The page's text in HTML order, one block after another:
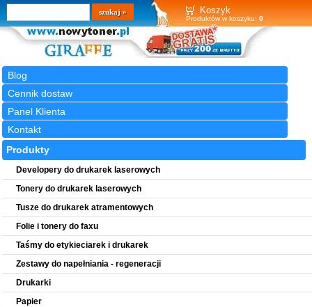
Koszyk
Produktów w koszyku: 0
Blog
Cennik dostaw
Panel Klienta
Kontakt
Wyszukiwarka
szukaj
Produkty
Developery do drukarek laserowych
Tonery do drukarek laserowych
Tusze do drukarek atramentowych
Folie i tonery do faxu
Taśmy do etykieciarek i drukarek
Zestawy do napełniania - regeneracji
Drukarki
Papier